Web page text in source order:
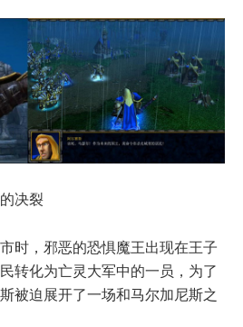
决裂
时，邪恶的恐惧魔王出现在王子
转化为亡灵大军中的一员，为了
被迫展开了一场和马尔加尼斯之